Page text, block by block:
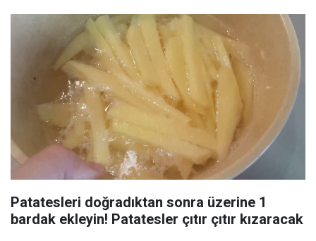
Patatesleri doğradıktan sonra üzerine 1
bardak ekleyin! Patatesler çıtır çıtır kızaracak